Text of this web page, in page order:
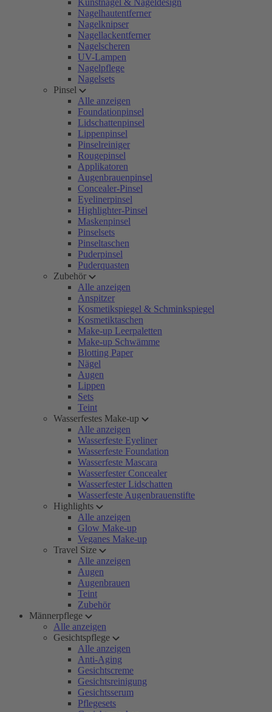
Kunstnägel & Nageldesign
Nagelhautentferner
Nagelknipser
Nagellackentferner
Nagelscheren
UV-Lampen
Nagelpflege
Nagelsets
Pinsel
Alle anzeigen
Foundationpinsel
Lidschattenpinsel
Lippenpinsel
Pinselreiniger
Rougepinsel
Applikatoren
Augenbrauenpinsel
Concealer-Pinsel
Eyelinerpinsel
Highlighter-Pinsel
Maskenpinsel
Pinselsets
Pinseltaschen
Puderpinsel
Puderquasten
Zubehör
Alle anzeigen
Anspitzer
Kosmetikspiegel & Schminkspiegel
Kosmetiktaschen
Make-up Leerpaletten
Make-up Schwämme
Blotting Paper
Nägel
Augen
Lippen
Sets
Teint
Wasserfestes Make-up
Alle anzeigen
Wasserfeste Eyeliner
Wasserfeste Foundation
Wasserfeste Mascara
Wasserfester Concealer
Wasserfester Lidschatten
Wasserfeste Augenbrauenstifte
Highlights
Alle anzeigen
Glow Make-up
Veganes Make-up
Travel Size
Alle anzeigen
Augen
Augenbrauen
Teint
Zubehör
Männerpflege
Alle anzeigen
Gesichtspflege
Alle anzeigen
Anti-Aging
Gesichtscreme
Gesichtsreinigung
Gesichtsserum
Pflegesets